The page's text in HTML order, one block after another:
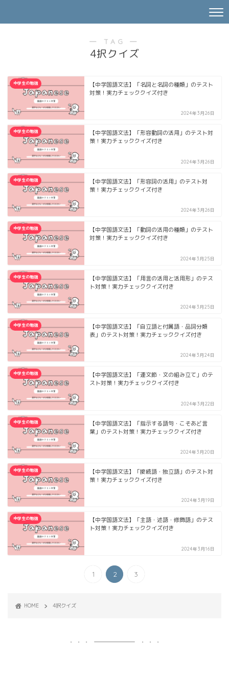
― TAG ―
4択クイズ
中学生の勉強
【中学国語文法】「名詞と名詞の種類」のテスト
対策！実力チェッククイズ付き
2024年3月26日
中学生の勉強
【中学国語文法】「形容動詞の活用」のテスト対
策！実力チェッククイズ付き
2024年3月26日
中学生の勉強
【中学国語文法】「形容詞の活用」のテスト対
策！実力チェッククイズ付き
2024年3月26日
中学生の勉強
【中学国語文法】「動詞の活用の種類」のテスト
対策！実力チェッククイズ付き
2024年3月25日
中学生の勉強
【中学国語文法】「用言の活用と活用形」のテス
ト対策！実力チェッククイズ付き
2024年3月25日
中学生の勉強
【中学国語文法】「自立語と付属語・品詞分類
表」のテスト対策！実力チェッククイズ付き
2024年3月24日
中学生の勉強
【中学国語文法】「連文節・文の組み立て」のテ
スト対策！実力チェッククイズ付き
2024年3月22日
中学生の勉強
【中学国語文法】「指示する語句・こそあど言
葉」のテスト対策！実力チェッククイズ付き
2024年3月20日
中学生の勉強
【中学国語文法】「接続語・独立語」のテスト対
策！実力チェッククイズ付き
2024年3月19日
中学生の勉強
【中学国語文法】「主語・述語・修飾語」のテス
ト対策！実力チェッククイズ付き
2024年3月16日
1 2 3
HOME 4択クイズ